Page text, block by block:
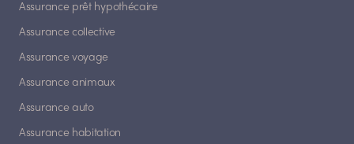
Assurance prêt hypothécaire
Assurance collective
Assurance voyage
Assurance animaux
Assurance auto
Assurance habitation